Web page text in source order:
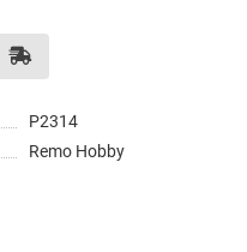
P2314
Remo Hobby